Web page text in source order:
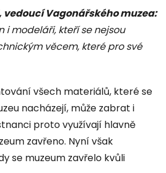
vedoucí Vagonářského muzea:
i modeláři, kteří se nejsou
věcem, které pro své
všech materiálů, které se
nacházejí, může zabrat i
proto využívají hlavně
zavřeno. Nyní však
se muzeum zavřelo kvůli